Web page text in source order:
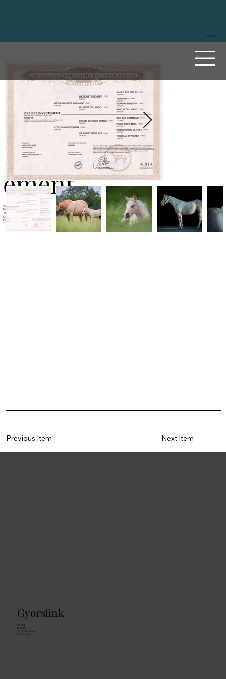
VISSZA
Cee
Bee
Invest
ement
Sire
Reds Rooster Delmaso
Dam
Cocos Investment
2023
Stallion
Palomino
Previous Item Next Item
Gyorslink
Mének
Eladás
Szolgáltatások
Erintkezés